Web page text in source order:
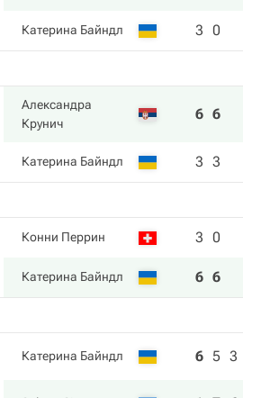
Катерина Байндл
3 0
Александра
Крунич
6 6
Катерина Байндл 3 3
Конни Перрин 3 0
Катерина Байндл 6 6
Катерина Байндл 6 5 3